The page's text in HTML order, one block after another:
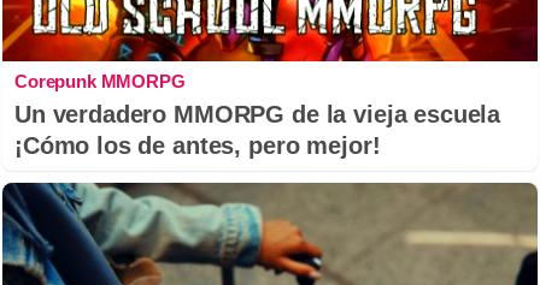
Corepunk MMORPG
Un verdadero MMORPG de la vieja escuela
¡Cómo los de antes, pero mejor!